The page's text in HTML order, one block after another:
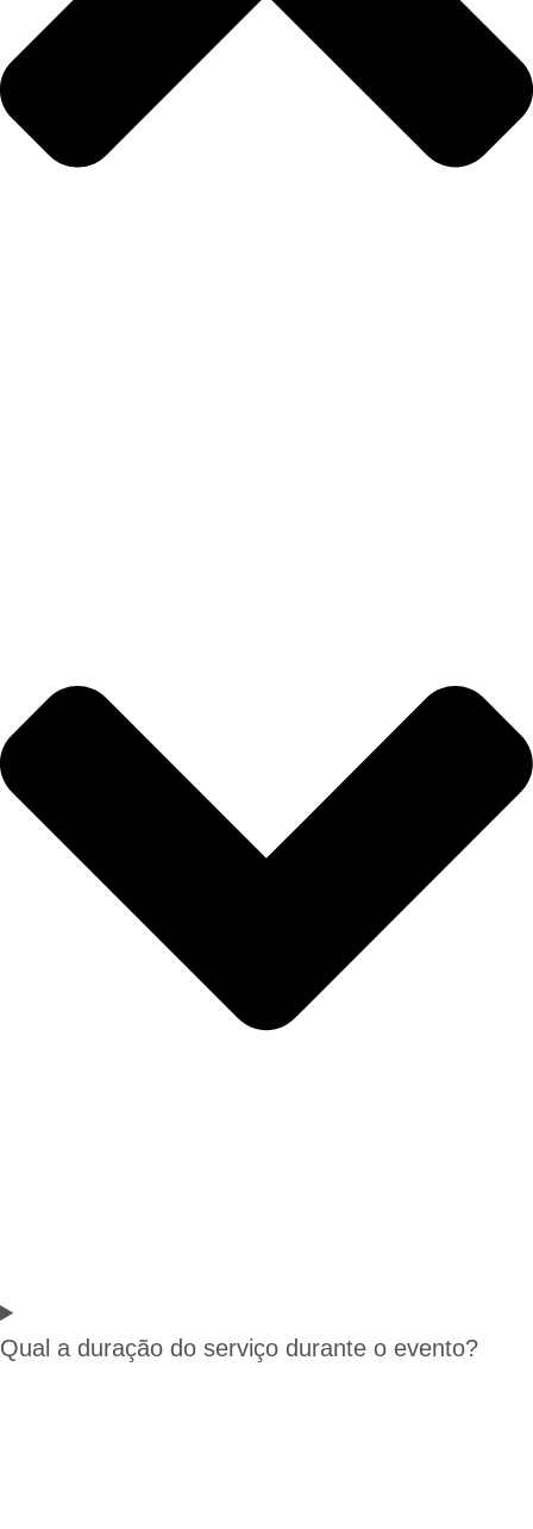
Qual a duração do serviço durante o evento?